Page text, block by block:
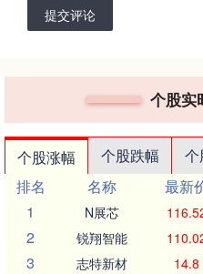
提交评论
个股实
个股涨幅 个股跌幅 个
排名
名称 最新
1
N展芯
2 锐翔智能
3 志特新材 14.8